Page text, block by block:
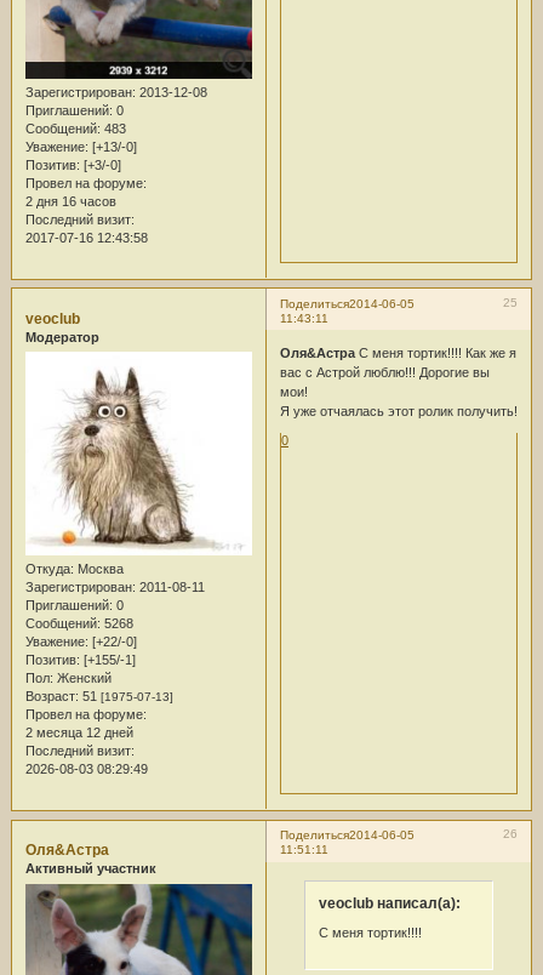
Зарегистрирован: 2013-12-08
Приглашений: 0
Сообщений: 483
Уважение: [+13/-0]
Позитив: [+3/-0]
Провел на форуме:
2 дня 16 часов
Последний визит:
2017-07-16 12:43:58
Поделиться 25
2014-06-05
11:43:11
veoclub
Модератор
Откуда: Москва
Зарегистрирован: 2011-08-11
Приглашений: 0
Сообщений: 5268
Уважение: [+22/-0]
Позитив: [+155/-1]
Пол: Женский
Возраст: 51 [1975-07-13]
Провел на форуме:
2 месяца 12 дней
Последний визит:
2026-08-03 08:29:49
Оля&АстраС меня тортик!!!! Как же я
вас с Астрой люблю!!! Дорогие вы
мои!
Я уже отчаялась этот ролик получить!
0
Поделиться 26
2014-06-05
11:51:11
Оля&Астра
Активный участник
veoclub написал(а):
С меня тортик!!!!